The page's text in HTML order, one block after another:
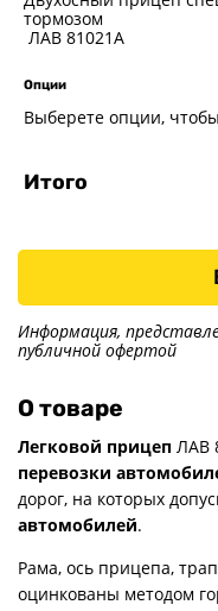
тормозом
ЛАВ 81021A
Опции
Выберете опции,
Итого
Информация,
публичной офертой
О товаре
Легковой прицеп ЛАВ
перевозки
дорог, на которых
автомобилей.
Рама, ось прицепа,
оцинкованы методом